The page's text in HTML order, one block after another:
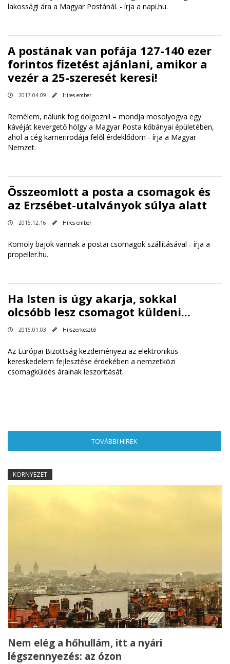
lakossági ára a Magyar Postánál. - írja a napi.hu.
A postának van pofája 127-140 ezer
forintos fizetést ajánlani, amikor a
vezér a 25-szeresét keresi!
2017.04.09 Híres ember
Remélem, nálunk fog dolgozni! – mondja mosolyogva egy
kávéját kevergető hölgy a Magyar Posta kőbányai épületében,
ahol a cég karrierirodája felől érdeklődöm - írja a Magyar
Nemzet.
Összeomlott a posta a csomagok és
az Erzsébet-utalványok súlya alatt
2016.12.16 Híres ember
Komoly bajok vannak a postai csomagok szállításával - írja a
propeller.hu.
Ha Isten is úgy akarja, sokkal
olcsóbb lesz csomagot küldeni...
2016.01.03 Hírszerkesztő
Az Európai Bizottság kezdeményezi az elektronikus
kereskedelem fejlesztése érdekében a nemzetközi
csomagküldés árainak leszorítását.
TOVÁBBI HÍREK
KÖRNYEZET
Nem elég a hőhullám, itt a nyári
légszennyezés: az ózon